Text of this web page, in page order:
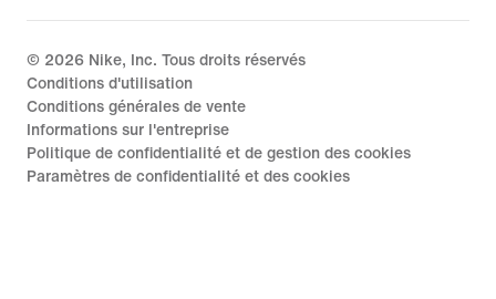
© 2026 Nike, Inc. Tous droits réservés
Conditions d'utilisation
Conditions générales de vente
Informations sur l'entreprise
Politique de confidentialité et de gestion des cookies
Paramètres de confidentialité et des cookies